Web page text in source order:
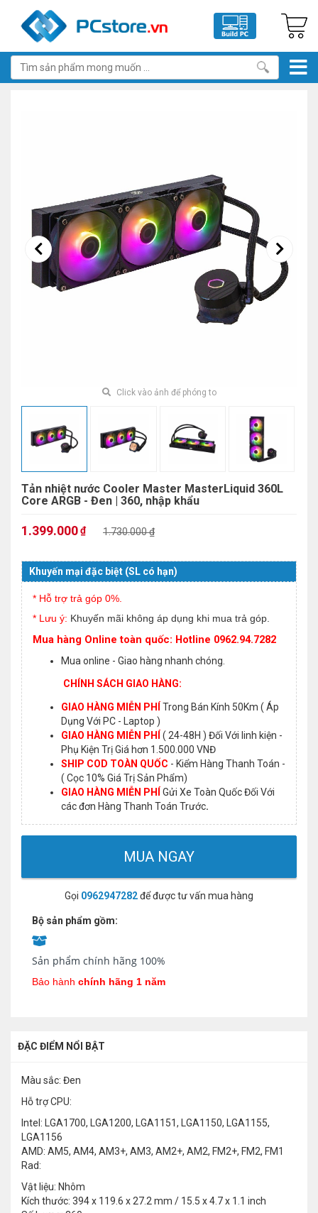
Click vào ảnh để phóng to
Tản nhiệt nước Cooler Master MasterLiquid 360L
Core ARGB - Đen | 360, nhập khẩu
1.399.000₫ 1.730.000 ₫
Khuyến mại đặc biệt (SL có hạn)
* Hỗ trợ trả góp 0%.
* Lưu ý: Khuyến mãi không áp dụng khi mua trả góp.
Mua hàng Online toàn quốc: Hotline 0962.94.7282
Mua online - Giao hàng nhanh chóng.
CHÍNH SÁCH GIAO HÀNG:
GIAO HÀNG MIỄN PHÍ
Trong Bán Kính 50Km ( Áp
Dụng Với PC - Laptop )
GIAO HÀNG MIỄN PHÍ
( 24-48H ) Đối Với linh kiện -
Phụ Kiện Trị Giá hơn 1.500.000 VNĐ
SHIP COD TOÀN QUỐC - Kiểm Hàng Thanh Toán -
( Cọc 10% Giá Trị Sản Phẩm)
GIAO HÀNG MIỄN PHÍ
Gửi Xe Toàn Quốc Đối Với
các đơn Hàng Thanh Toán Trước.
MUA NGAY
Gọi 0962947282để được tư vấn mua hàng
Bộ sản phẩm gồm:
Sản phẩm chính hãng 100%
Bảo hành chính hãng 1 năm
ĐẶC ĐIỂM NỔI BẬT
Màu sắc: Đen
Hỗ trợ CPU:
Intel: LGA1700, LGA1200, LGA1151, LGA1150, LGA1155,
LGA1156
AMD: AM5, AM4, AM3+, AM3, AM2+, AM2, FM2+, FM2, FM1
Rad:
Vật liệu: Nhôm
Kích thước: 394 x 119.6 x 27.2 mm / 15.5 x 4.7 x 1.1 inch